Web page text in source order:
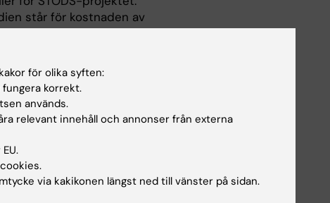
står för kostnaden av
uppkomma för det
analyser. Timpriset ligger år
INDI) beroende på typ av
STODS-projektet?
den till
för olika syften:
korrekt.
används.
relevant innehåll och annonser från externa
via kakikonen längst ned till vänster på sidan.